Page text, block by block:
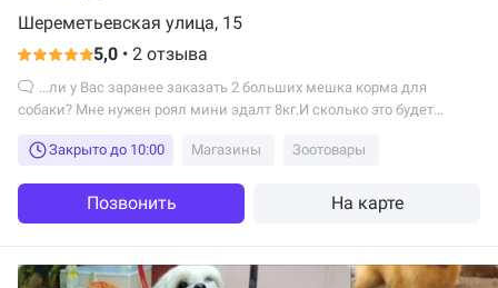
Шереметьевская улица, 15
5,0 • 2 отзыва
собаки? Мне нужен роял мини эдалт 8кг.И сколько это будет
Закрыто до 10:00
Магазины Зоотовары
Позвонить На карте